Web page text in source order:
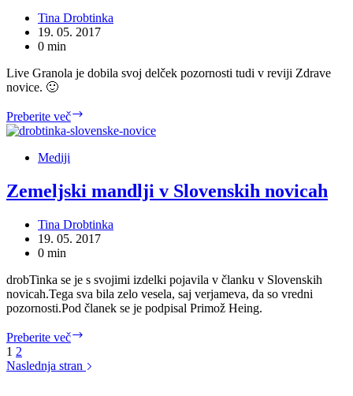
Tina Drobtinka
19. 05. 2017
0 min
Live Granola je dobila svoj delček pozornosti tudi v reviji Zdrave
novice. 🙂
Preberite več
o
Zdravih
novicah
Mediji
Zemeljski mandlji v Slovenskih novicah
Tina Drobtinka
19. 05. 2017
0 min
drobTinka se je s svojimi izdelki pojavila v članku v Slovenskih
novicah.Tega sva bila zelo vesela, saj verjameva, da so vredni
pozornosti.Pod članek se je podpisal Primož Heing.
Preberite več
v
1 2
Naslednja stran